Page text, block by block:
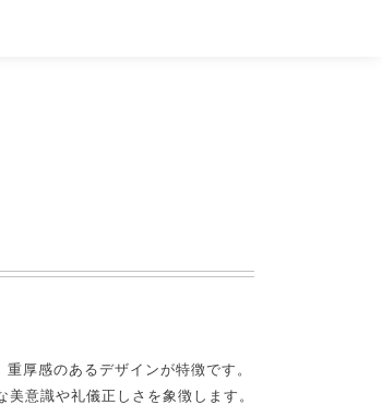
厚感のあるデザインが特徴です。
意識や礼儀正しさを象徴します。